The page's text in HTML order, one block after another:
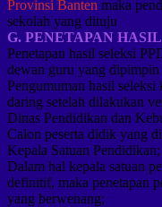
Provinsi Banten maka
sekolah yang dituju
G. PENETAPAN HASIL
Penetapan hasil seleksi
dewan guru yang
Pengumuman hasil seleksi
daring setelah dilakukan
Dinas Pendidikan dan
Calon peserta didik yang
Kepala Satuan Pendidikan;
Dalam hal kepala satuan
definitif, maka penetapan
yang berwenang;